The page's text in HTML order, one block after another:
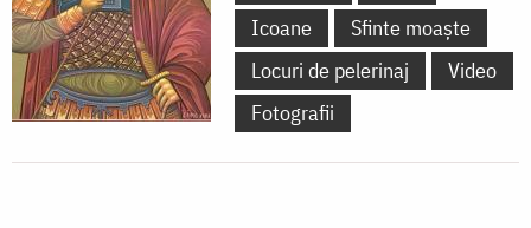
Icoane
Sfinte moaște
Locuri de pelerinaj
Video
Fotografii